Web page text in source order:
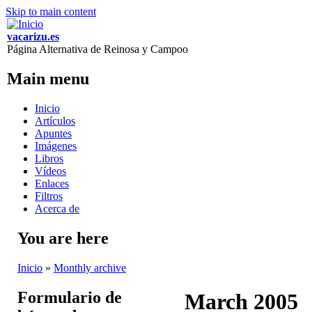
Skip to main content
vacarizu.es
Página Alternativa de Reinosa y Campoo
Main menu
Inicio
Artículos
Apuntes
Imágenes
Libros
Vídeos
Enlaces
Filtros
Acerca de
You are here
Inicio » Monthly archive
Formulario de
March 2005